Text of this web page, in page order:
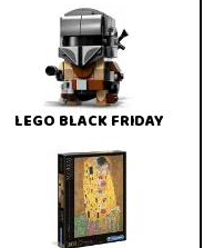
LEGO BLACK FRIDAY